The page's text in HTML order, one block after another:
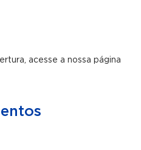
acesse a nossa página